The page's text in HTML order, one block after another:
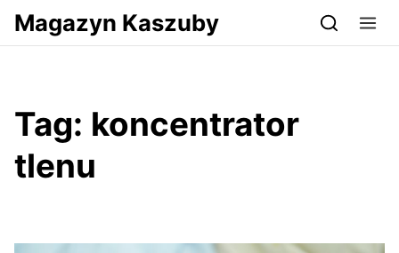
Przejdź do serwisu magazynkaszuby.pl
Magazyn Kaszuby
Tag: koncentrator
tlenu